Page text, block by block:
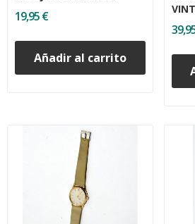
19,95 €
Añadir al carrito